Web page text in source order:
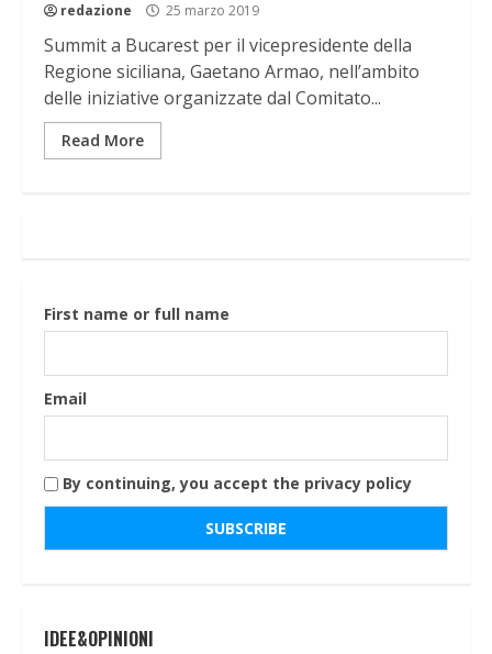
redazione 25 marzo 2019
Summit a Bucarest per il vicepresidente della
Regione siciliana, Gaetano Armao, nell’ambito
delle iniziative organizzate dal Comitato...
Read More
First name or full name
Email
By continuing, you accept the privacy policy
IDEE&OPINIONI